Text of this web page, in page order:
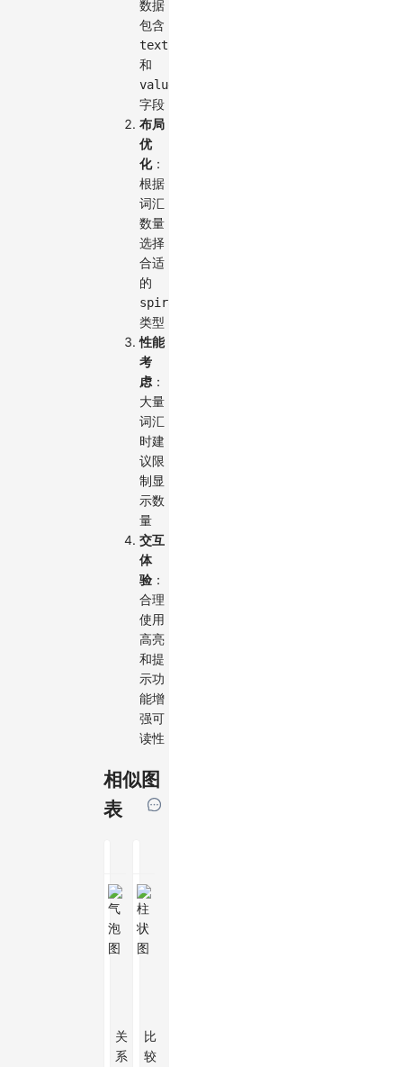
数据
包含
text
和
value
字段
布局
优
化：
根据
词汇
数量
选择
合适
的
spiral
类型
性能
考
虑 ：
大量
词汇
时建
议限
制显
示数
量
交互
体
验 ：
合理
使用
高亮
和提
示功
能增
强可
读性
相似图
表
关
系
比
较